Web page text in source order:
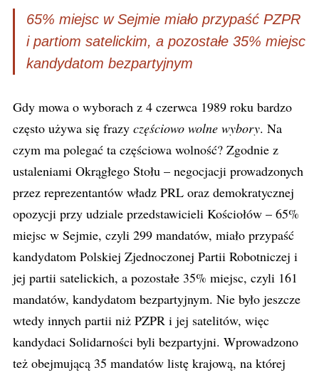
65% miejsc w Sejmie miało przypaść PZPR
i partiom satelickim, a pozostałe 35% miejsc
kandydatom bezpartyjnym
Gdy mowa o wyborach z 4 czerwca 1989 roku bardzo
często używa się frazy częściowo wolne wybory. Na
czym ma polegać ta częściowa wolność? Zgodnie z
ustaleniami Okrągłego Stołu – negocjacji prowadzonych
przez reprezentantów władz PRL oraz demokratycznej
opozycji przy udziale przedstawicieli Kościołów – 65%
miejsc w Sejmie, czyli 299 mandatów, miało przypaść
kandydatom Polskiej Zjednoczonej Partii Robotniczej i
jej partii satelickich, a pozostałe 35% miejsc, czyli 161
mandatów, kandydatom bezpartyjnym. Nie było jeszcze
wtedy innych partii niż PZPR i jej satelitów, więc
kandydaci Solidarności byli bezpartyjni. Wprowadzono
też obejmującą 35 mandatów listę krajową, na której